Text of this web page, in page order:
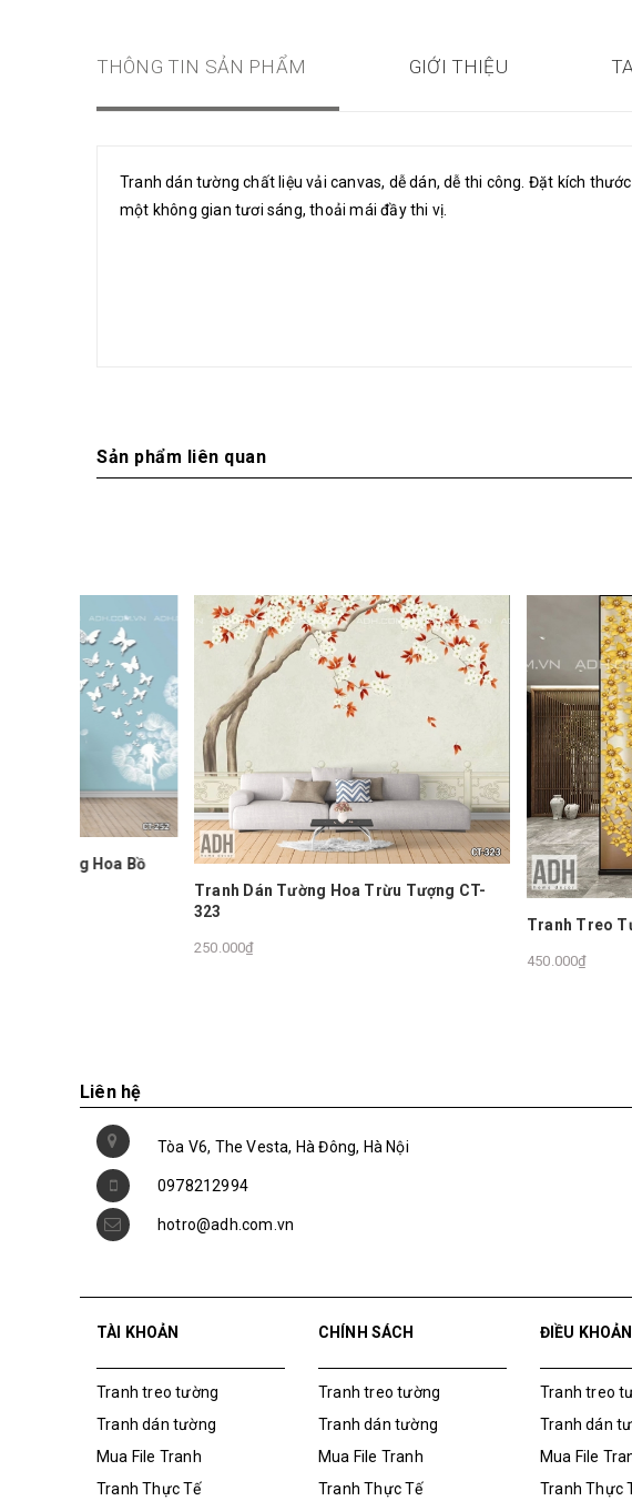
THÔNG TIN SẢN PHẨM GIỚI THIỆU
Tranh dán tường chất liệu vải canvas, dễ dán, dễ thi công. Đặt kích
một không gian tươi sáng, thoải mái đầy thi vị.
Sản phẩm liên quan
Tranh Dán Tường Hoa Trừu Tượng CT-
Tranh Treo Tường Hoa
Liên hệ
Tòa V6, The Vesta, Hà Đông, Hà Nội
0978212994
hotro@adh.com.vn
TÀI KHOẢN
Tranh treo tường
Tranh dán tường
Mua File Tranh
Tranh Thực Tế
CHÍNH SÁCH
Tranh treo tường
Tranh dán tường
Mua File Tranh
Tranh Thực Tế
ĐIỀU KHOẢN
Tranh treo
Tranh dán
Mua File
Tranh Thực